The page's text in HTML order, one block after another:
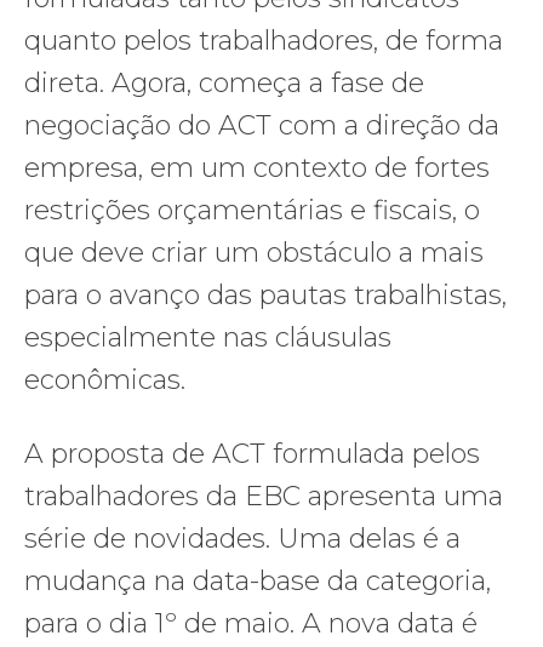
quanto pelos trabalhadores, de forma
direta. Agora, começa a fase de
negociação do ACT com a direção da
empresa, em um contexto de fortes
restrições orçamentárias e fiscais, o
que deve criar um obstáculo a mais
para o avanço das pautas trabalhistas,
especialmente nas cláusulas
econômicas.
A proposta de ACT formulada pelos
trabalhadores da EBC apresenta uma
série de novidades. Uma delas é a
mudança na data-base da categoria,
para o dia 1º de maio. A nova data é